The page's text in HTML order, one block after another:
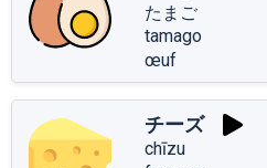
たまご
tamago
œuf
チーズ
chīzu